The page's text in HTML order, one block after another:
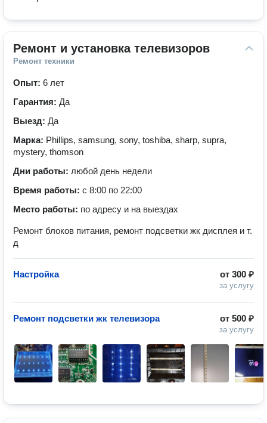
Ремонт и установка телевизоров
Ремонт техники
Опыт: 6 лет
Гарантия: Да
Выезд: Да
Марка: Phillips, samsung, sony, toshiba, sharp, supra,
mystery, thomson
Дни работы: любой день недели
Время работы: с 8:00 по 22:00
Место работы: по адресу и на выездах
Ремонт блоков питания, ремонт подсветки жк дисплея и т.
д
от 300 ₽
за услугу
Настройка
от 500 ₽
за услугу
Ремонт подсветки жк телевизора